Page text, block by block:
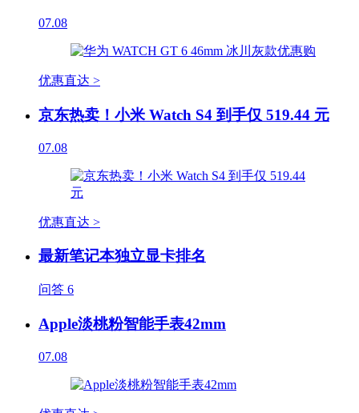
07.08
优惠直达 >
京东热卖！小米 Watch S4 到手仅 519.44 元
07.08
优惠直达 >
最新笔记本独立显卡排名
问答 6
Apple淡桃粉智能手表42mm
07.08